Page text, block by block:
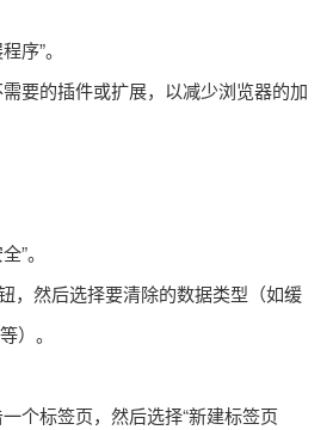
序”。
要的插件或扩展，以减少浏览器的加
”。
，然后选择要清除的数据类型（如缓
）。
个标签页，然后选择“新建标签页